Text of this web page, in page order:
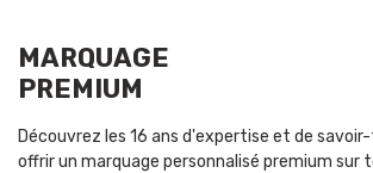
MARQUAGE
PREMIUM
Découvrez les 16 ans d'expertise et de
offrir un marquage personnalisé premium sur